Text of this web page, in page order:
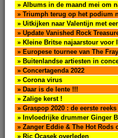
» Albums in de maand mei om
» Triumph terug op het podium
» Uitkijken naar Valentijn met
» Update Vanished Rock
» Kleine Britse najaarstour voor
» Europese tournee van The Fray
» Buitenlandse artiesten in
» Concertagenda 2022
» Corona virus
» Daar is de lente !!!
» Zalige kerst !
» Graspop 2020 : de eerste
» Invloedrijke drummer Ginger
» Zanger Eddie & The Hot Rods
» Ric Ocasek overleden